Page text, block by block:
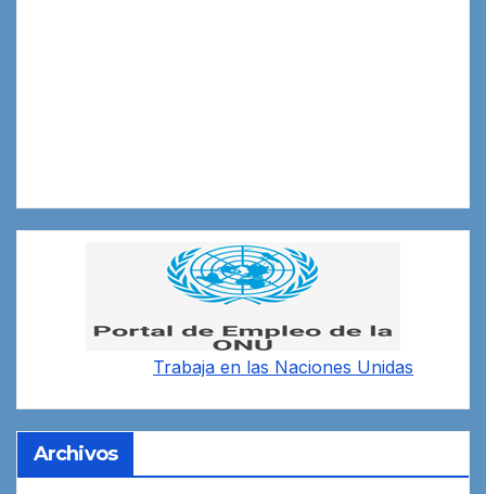
Trabaja en las Naciones Unidas
Archivos